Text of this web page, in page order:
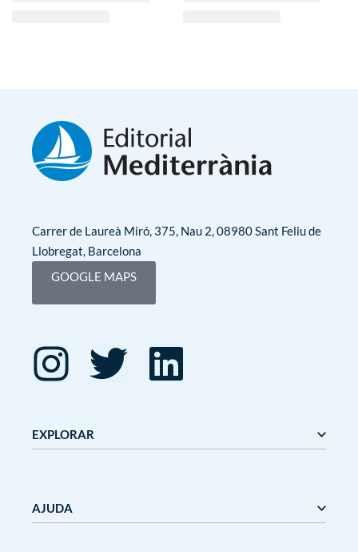
Carrer de Laureà Miró, 375, Nau 2, 08980 Sant Feliu de
Llobregat, Barcelona
GOOGLE MAPS
EXPLORAR
Mediterrània
AJUDA